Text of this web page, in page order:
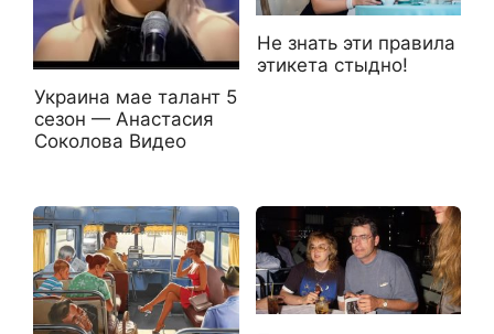
Украина мае талант 5
сезон — Анастасия
Соколова Видео
Не знать эти правила
этикета стыдно!